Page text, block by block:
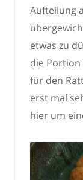
Aufteilung
etwas zu
die Portion
für den
erst mal
hier um